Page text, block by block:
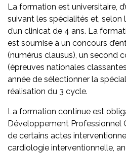
La formation est universitaire,
suivant les spécialités et, selon
d’un clinicat de 4 ans. La
est soumise à un concours
(numérus clausus), un second
(épreuves nationales
année de sélectionner la
réalisation du 3 cycle.
La formation continue est
Développement Professionnel
de certains actes
cardiologie interventionnelle,